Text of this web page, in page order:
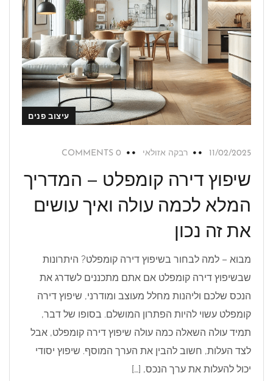
עיצוב פנים
11/02/2025 רבקה אזולאי 0 COMMENTS
שיפוץ דירה קומפלט – המדריך
המלא לכמה עולה ואיך עושים
את זה נכון
מבוא – למה לבחור בשיפוץ דירה קומפלט? היתרונות
שבשיפוץ דירה קומפלט אם אתם מתכננים לשדרג את
הנכס שלכם וליהנות מחלל מעוצב ומודרני, שיפוץ דירה
קומפלט עשוי להיות הפתרון המושלם. בסופו של דבר,
תמיד עולה השאלה כמה עולה שיפוץ דירה קומפלט, אבל
לצד העלות, חשוב להבין את הערך המוסף. שיפוץ יסודי
יכול להעלות את ערך הנכס, […]